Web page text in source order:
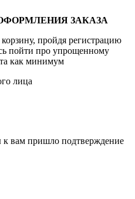
ЗАКАЗА
пройдя регистрацию
пойти про упрощенному
как минимум
лица
к вам пришло подтверждение